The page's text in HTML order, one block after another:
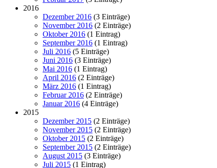
2016
Dezember 2016 (3 Einträge)
November 2016 (2 Einträge)
Oktober 2016 (1 Eintrag)
September 2016 (1 Eintrag)
Juli 2016 (5 Einträge)
Juni 2016 (3 Einträge)
Mai 2016 (1 Eintrag)
April 2016 (2 Einträge)
März 2016 (1 Eintrag)
Februar 2016 (2 Einträge)
Januar 2016 (4 Einträge)
2015
Dezember 2015 (2 Einträge)
November 2015 (2 Einträge)
Oktober 2015 (2 Einträge)
September 2015 (2 Einträge)
August 2015 (3 Einträge)
Juli 2015 (1 Eintrag)